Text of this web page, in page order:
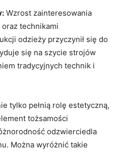
Wzrost zainteresowania
oraz technikami
odzieży przyczynił się do
się na szycie strojów
tradycyjnych technik i
tylko pełnią rolę estetyczną,
tożsamości
odzwierciedla
Można wyróżnić takie